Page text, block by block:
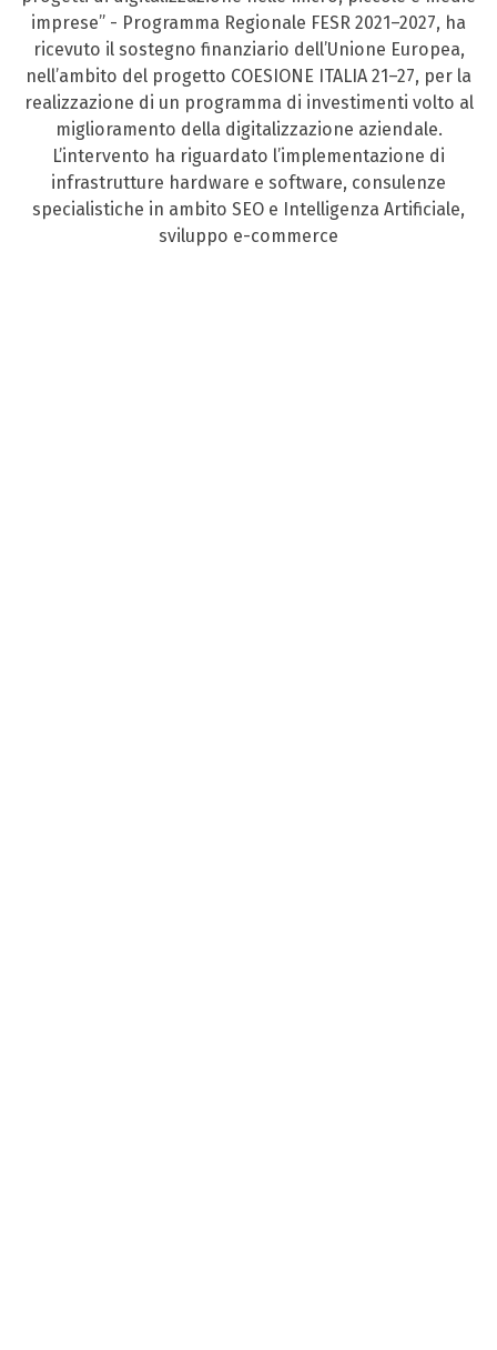
imprese” - Programma Regionale FESR 2021–2027, ha
ricevuto il sostegno finanziario dell’Unione Europea,
nell’ambito del progetto COESIONE ITALIA 21–27, per la
realizzazione di un programma di investimenti volto al
miglioramento della digitalizzazione aziendale.
L’intervento ha riguardato l’implementazione di
infrastrutture hardware e software, consulenze
specialistiche in ambito SEO e Intelligenza Artificiale,
sviluppo e-commerce